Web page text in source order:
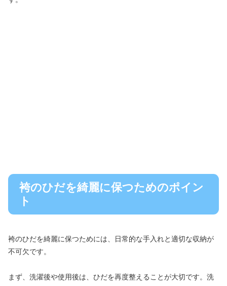
袴のひだを綺麗に保つためのポイン
ト
袴のひだを綺麗に保つためには、日常的な手入れと適切な収納が
不可欠です。
まず、洗濯後や使用後は、ひだを再度整えることが大切です。洗